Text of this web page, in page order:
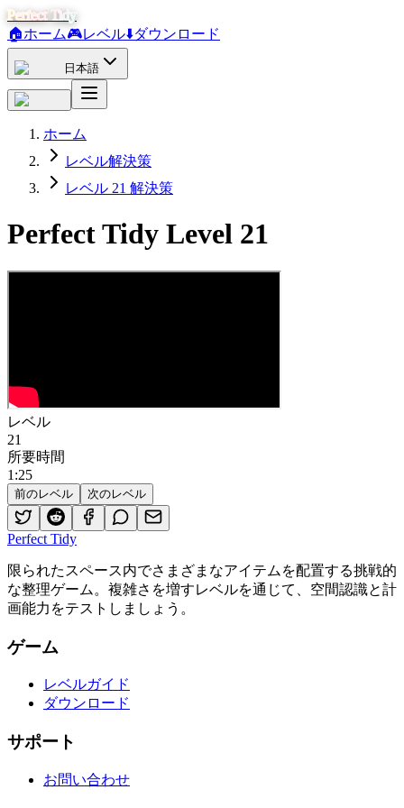
Perfect Tidy
🏠ホーム🎮レベル⬇️ダウンロード
日本語
ホーム
レベル解決策
レベル 21 解決策
Perfect Tidy Level 21
レベル
21
所要時間
1 :25
前のレベル 次のレベル
Perfect Tidy
限られたスペース内でさまざまなアイテムを配置する挑戦的
な整理ゲーム。複雑さを増すレベルを通じて、空間認識と計
画能力をテストしましょう。
ゲーム
レベルガイド
ダウンロード
サポート
お問い合わせ